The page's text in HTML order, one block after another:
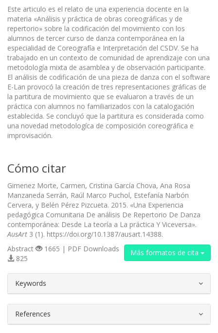
Este articulo es el relato de una experiencia docente en la
materia «Análisis y práctica de obras coreográficas y de
repertorio» sobre la codificación del movimiento con los
alumnos de tercer curso de danza contemporánea en la
especialidad de Coreografía e Interpretación del CSDV. Se ha
trabajado en un contexto de comunidad de aprendizaje con una
metodología mixta de asamblea y de observación participante.
El análisis de codificación de una pieza de danza con el software
E-Lan provocó la creación de tres representaciones gráficas de
la partitura de movimiento que se evaluaron a través de un
práctica con alumnos no familiarizados con la catalogación
establecida. Se concluyó que la partitura es considerada como
una novedad metodologíca de composición coreográfica e
improvisación.
Cómo citar
Gimenez Morte, Carmen, Cristina García Chova, Ana Rosa
Manzaneda Serrán, Raúl Marco Puchol, Estefanía Narbón
Cervera, y Belén Pérez Pizcueta. 2015. «Una Experiencia
pedagógica Comunitaria De análisis De Repertorio De Danza
contemporánea: Desde La teoría a La práctica Y Viceversa».
AusArt 3 (1). https://doi.org/10.1387/ausart.14388.
Más formatos de cita
Abstract
1665 | PDF Downloads
825
Keywords
References